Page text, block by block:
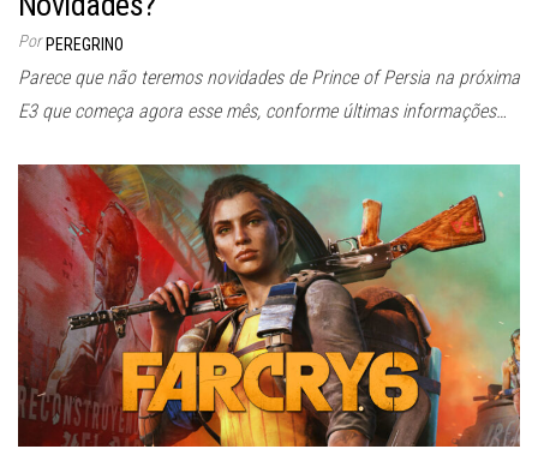
Por PEREGRINO
Parece que não teremos novidades de Prince of Persia na próxima
E3 que começa agora esse mês, conforme últimas informações…